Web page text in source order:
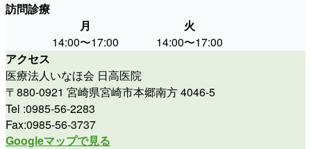
訪問診療
月
火
14:00〜17:00
14:00〜17:00
アクセス
医療法人いなほ会 日高医院
〒880-0921 宮崎県宮崎市本郷南方 4046-5
Tel :0985-56-2283
Fax:0985-56-3737
Googleマップで見る